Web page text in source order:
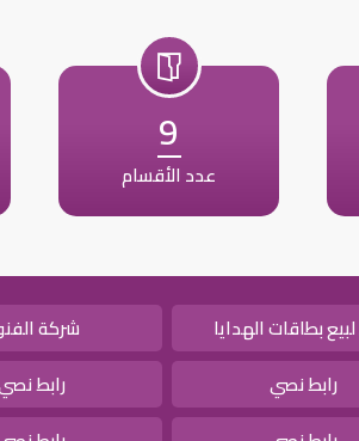
9
عدد الأقسام
بطاقات الهدايا شركة
رابط نصي رابط